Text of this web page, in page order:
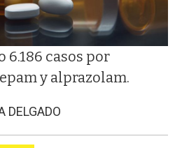
6.186 casos por
y alprazolam.
DELGADO